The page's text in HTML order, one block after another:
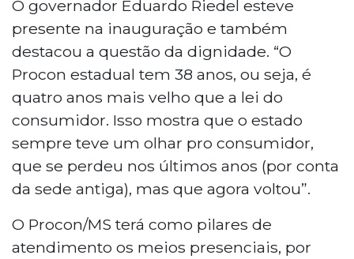
O governador Eduardo Riedel esteve
presente na inauguração e também
destacou a questão da dignidade. “O
Procon estadual tem 38 anos, ou seja, é
quatro anos mais velho que a lei do
consumidor. Isso mostra que o estado
sempre teve um olhar pro consumidor,
que se perdeu nos últimos anos (por conta
da sede antiga), mas que agora voltou”.
O Procon/MS terá como pilares de
atendimento os meios presenciais, por